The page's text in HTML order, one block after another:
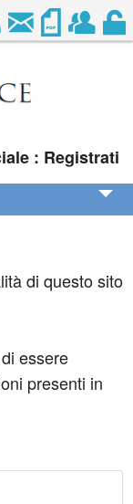
: Registrati
di questo sito
essere
presenti in